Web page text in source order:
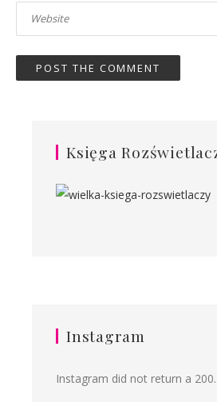
Księga
Instagram
Instagram did not return a 200.